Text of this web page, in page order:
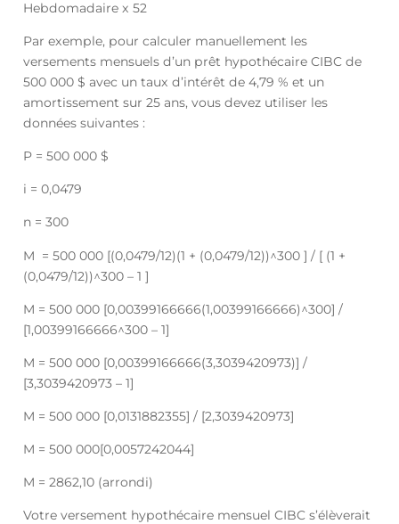
Hebdomadaire x 52
Par exemple, pour calculer manuellement les
versements mensuels d’un prêt hypothécaire CIBC de
500 000 $ avec un taux d’intérêt de 4,79 % et un
amortissement sur 25 ans, vous devez utiliser les
données suivantes :
P = 500 000 $
i = 0,0479
n = 300
M = 500 000 [(0,0479/12)(1 + (0,0479/12))^300 ] / [ (1 +
(0,0479/12))^300 – 1 ]
M = 500 000 [0,00399166666(1,00399166666)^300] /
[1,00399166666^300 – 1]
M = 500 000 [0,00399166666(3,3039420973)] /
[3,3039420973 – 1]
M = 500 000 [0,0131882355] / [2,3039420973]
M = 500 000[0,0057242044]
M = 2862,10 (arrondi)
Votre versement hypothécaire mensuel CIBC s’élèverait